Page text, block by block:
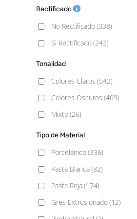
Mármol(70)
Mediterráneo(1)
Metálico (9)
Moderno
Monocolor(95)
Piedra(107)
Rústico (83)
6,5×25,5(1)
6,9x24
(1)
6.2x25 (1)
7.3x45(1)
7.5x15(16)
7.5x20(1)
7.5x30(9)
10x10(7)
Rectificado
No Rectificado(338)
Si Rectificado(242)
Tonalidad
Colores Claros (542)
Colores Oscuros (409)
Mixto(26)
Tipo de Material
Porcelánico(336)
Pasta Blanca(82)
Pasta Roja(174)
Gres Extrusionado(12)